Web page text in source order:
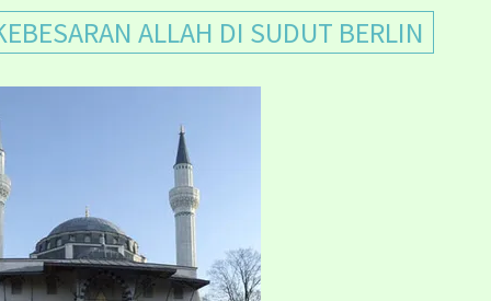
ALLAH DI SUDUT BERLIN